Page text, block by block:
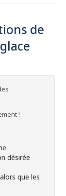
de
!
désirée
que les